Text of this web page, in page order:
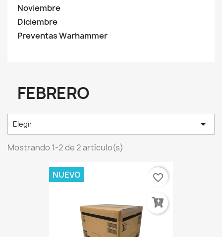
Noviembre
Diciembre
Preventas Warhammer
FEBRERO
Elegir 
Mostrando 1-2 de 2 artículo(s)
NUEVO favorite_border